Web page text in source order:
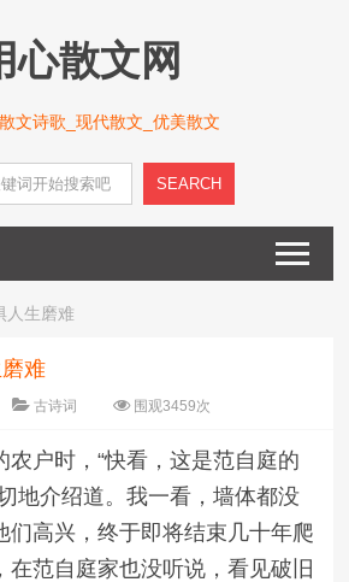
心散文网
文诗歌_现代散文_优美散文
SEARCH
人生磨难
难
古诗词 围观3459次
小
农户时，“快看，这是范自庭的
地介绍道。我一看，墙体都没
们高兴，终于即将结束几十年爬
在范自庭家也没听说，看见破旧